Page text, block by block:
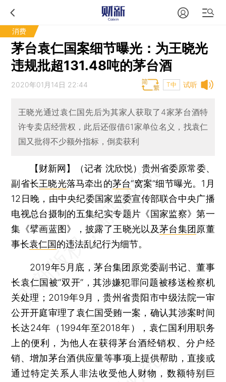
消费
茅台袁仁国案细节曝光：为王晓光
违规批超131.48吨的茅台酒
试听
2020年01月14日 22:44 T中
王晓光通过袁仁国先后为其家人获取了4家茅台酒特
许专卖店经营权，此后还假借61家单位名义，找袁仁
国又批得不少额外指标，倒卖获利
【财新网】（记者 沈欣悦） 贵州省委原常委、
副省长王晓光落马牵出的茅台“窝案”细节曝光。1月
12日晚，由中央纪委国家监委宣传部联合中央广播
电视总台摄制的五集纪实专题片《国家监察》第一
集《擘画蓝图》，披露了王晓光以及茅台集团 原董
事长袁仁国的违法乱纪行为细节。
2019年5月底，茅台集团原党委副书记、董事
长袁仁国被“双开”，其涉嫌犯罪问题被移送检察机
关处理；2019年9月，贵州省贵阳市中级法院一审
公开开庭审理了袁仁国受贿一案，确认其涉案时间
长达24年（1994年至2018年），袁仁国利用职务
上的便利，为他人在获得茅台酒经销权、分户经
销、增加茅台酒供应量等事项上提供帮助，直接或
通过特定关系人非法收受他人财物，数额特别巨